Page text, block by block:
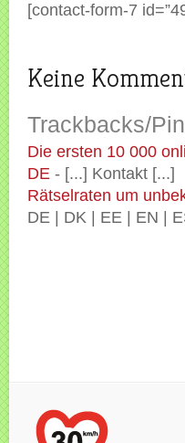
[contact-form-7
Keine
Trackbacks/
Die ersten 10 000
DE - [...] Kontakt [...]
Rätselraten um
DE | DK | EE | EN |